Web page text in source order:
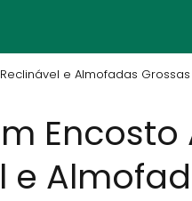
e Almofadas
Encosto
e